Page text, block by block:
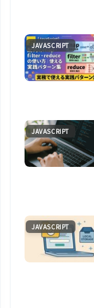
JAVASCRIPT
JAVASCRIPT
JAVASCRIPT